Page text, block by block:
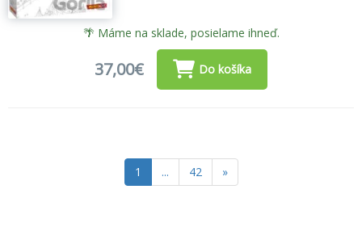
🌴 Máme na sklade, posielame ihneď.
37,00€ Do košíka
1 ... 42 »